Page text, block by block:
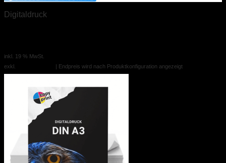
Schutzfolie Kundenstopper
Kapa (Leichtstoffplatte)
Schilder (Acrylglas)
Schilder (Aluminium)
Schieferplatte (Lasergraviert)
Beachflags
Digitaldruck
inkl. 19 % MwSt.
exkl.
| Endpreis wird nach Produktkonfiguration angezeigt